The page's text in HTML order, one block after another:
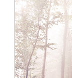
PARTITIONS
INSTRUMENTS
PARTITIONS